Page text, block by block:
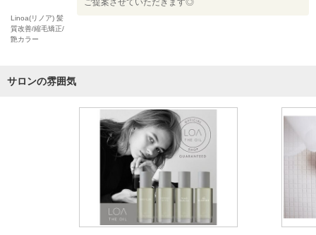
Linoa(リノア) 髪
質改善/縮毛矯正/
艶カラー
ご提案させていただきます◎
サロンの雰囲気